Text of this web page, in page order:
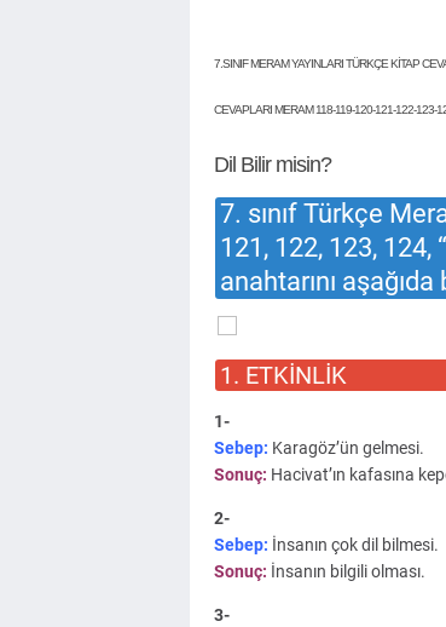
7.SINIF MERAM YAYINLARI TÜRKÇE KİTAP
CEVAPLARI MERAM 118-119-120-121-122-123-
Dil Bilir misin?
7. sınıf Türkçe
121, 122, 123,
anahtarını
1. ETKİNLİK
1-
Sebep: Karagöz’ün gelmesi.
Sonuç: Hacivat’ın kafasına
2-
Sebep: İnsanın çok dil bilmesi.
Sonuç: İnsanın bilgili olması.
3-